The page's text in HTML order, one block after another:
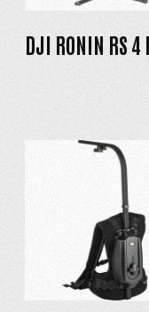
DJI RONIN RS 4